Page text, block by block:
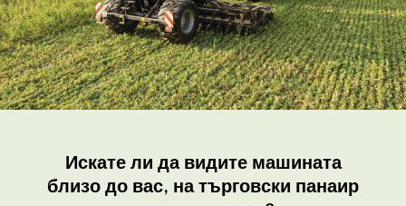
Искате ли да видите машината
близо до вас, на търговски панаир